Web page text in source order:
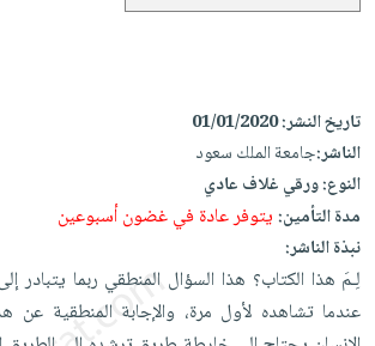
Android
تحميل
iKitab
على
Apple
Android
على
Apple
تعليمية
جوائز
الشخصية
العناية
وتصفيف
الشعر
العناية
بالجسم
والسفرة
جديد
الكل
أواني
الطهي
أدوات
الخبز
متجر
الهدايا
أقسام
تاريخ النشر:01/01/2020
الناشر:جامعة الملك سعود
النوع:ورقي غلاف عادي
مدة التأمين:يتوفر عادة في غضون أسبوعين
نبذة الناشر:
لِـمَ هذا الكتاب؟ هذا السؤال المنطقي ربما يتبادر
عندما تشاهده لأول مرة، والإجابة المنطقية عن